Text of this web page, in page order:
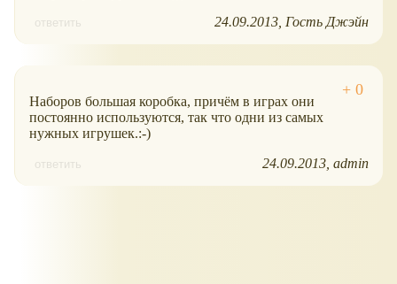
ответить 24.09.2013 Гость Джэйн
Наборов большая коробка, причём в играх они
постоянно используются, так что одни из самых
нужных игрушек.:-)
ответить 24.09.2013 admin